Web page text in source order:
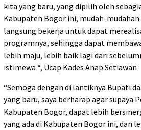
kita yang baru, yang dipilih oleh
Kabupaten Bogor ini, mudah-
langsung bekerja untuk dapat
programnya, sehingga dapat
lebih maju, lebih baik lagi dari
istimewa “, Ucap Kades Anap Setiawan
“Semoga dengan di lantiknya Bupati
yang baru, saya berharap agar supaya
Kabupaten Bogor, dapat lebih
yang ada di Kabupaten Bogor ini, dan